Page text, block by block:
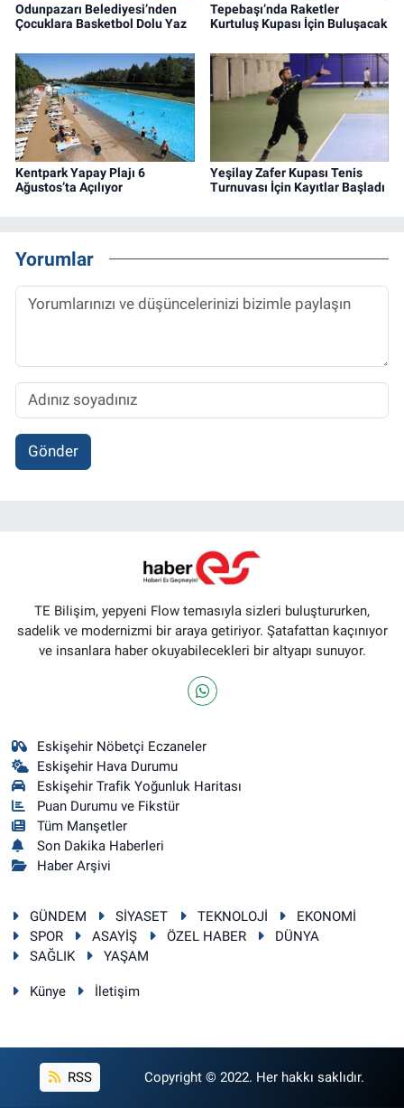
Odunpazarı Belediyesi’nden
Çocuklara Basketbol Dolu Yaz
Tepebaşı’nda Raketler
Kurtuluş Kupası İçin Buluşacak
Kentpark Yapay Plajı 6
Ağustos’ta Açılıyor
Yeşilay Zafer Kupası Tenis
Turnuvası İçin Kayıtlar Başladı
Yorumlar
Gönder
TE Bilişim, yepyeni Flow temasıyla sizleri buluştururken,
sadelik ve modernizmi bir araya getiriyor. Şatafattan kaçınıyor
ve insanlara haber okuyabilecekleri bir altyapı sunuyor.
Eskişehir Nöbetçi Eczaneler
Eskişehir Hava Durumu
Eskişehir Trafik Yoğunluk Haritası
Puan Durumu ve Fikstür
Tüm Manşetler
Son Dakika Haberleri
Haber Arşivi
GÜNDEM SİYASET TEKNOLOJİ
EKONOMİ
SPOR
ASAYİŞ ÖZEL HABER
DÜNYA
SAĞLIK
YAŞAM
Künye İletişim
RSS Copyright © 2022. Her hakkı saklıdır.